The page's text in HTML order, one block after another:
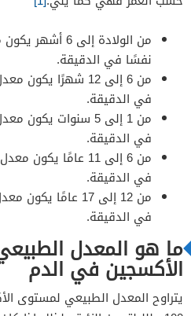
نفسًا في الدقيقة.
في الدقيقة.
في الدقيقة.
في الدقيقة.
في الدقيقة.
ما هو المعدل
الأكسجين في الدم